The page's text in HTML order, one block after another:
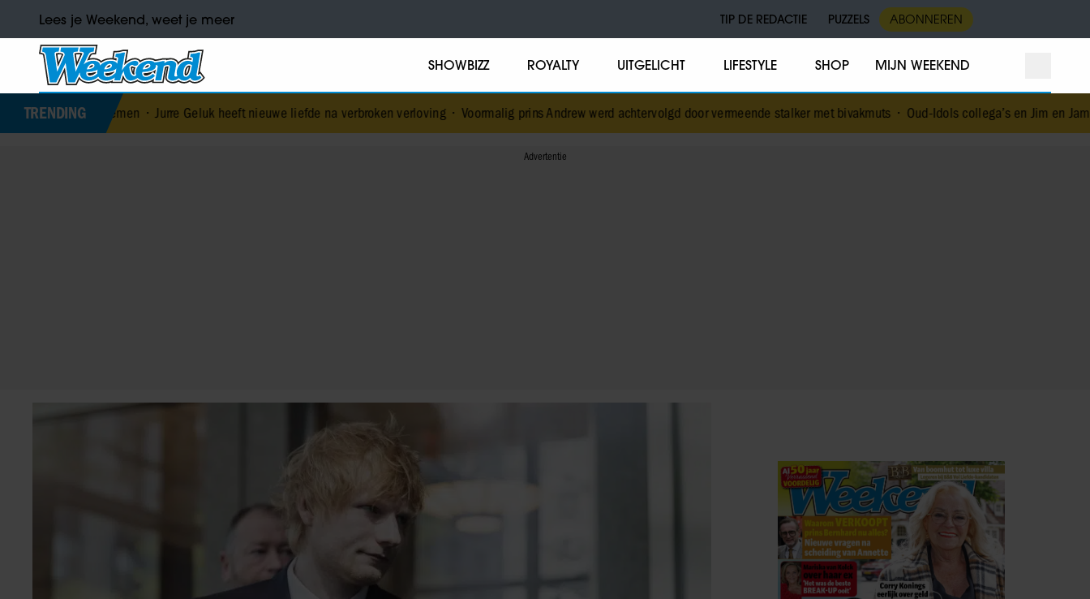
Lees je Weekend, weet je meer TIP DE REDACTIE PUZZELS ABONNEREN
SHOWBIZZ ROYALTY UITGELICHT LIFESTYLE SHOP MIJN WEEKEND
TRENDING
• Jurre Geluk heeft nieuwe liefde na verbroken verloving•Voormalig prins Andrew werd achtervolgd door vermeende stalker met bivakmuts•Oud-Idols collega’s en Jim en Jamai staan stil bij